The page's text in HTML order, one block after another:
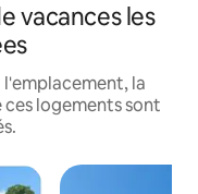
vacances les
l'emplacement, la
logements sont